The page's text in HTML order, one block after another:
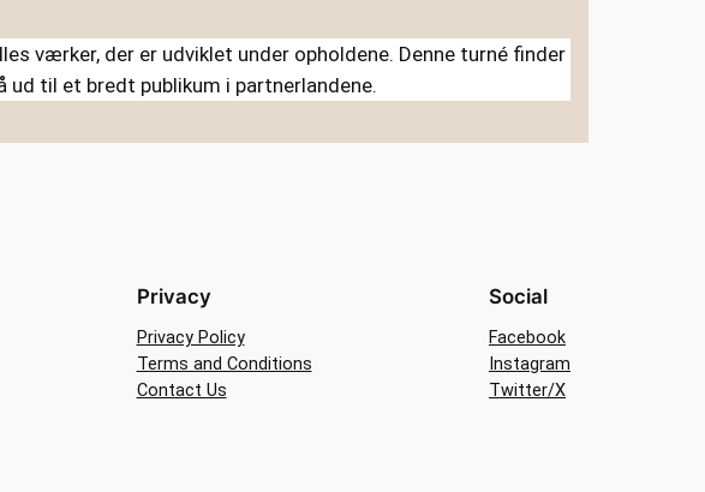
værker, der er udviklet under opholdene. Denne turné finder
til et bredt publikum i partnerlandene.
Privacy
Privacy Policy
Terms and Conditions
Contact Us
Social
Facebook
Instagram
Twitter/X